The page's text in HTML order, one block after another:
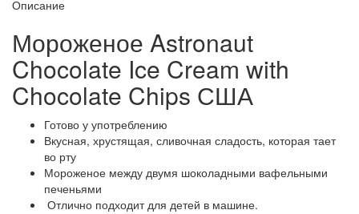
Описание
Мороженое Astronaut
Chocolate Ice Cream with
Chocolate Chips США
Готово у употреблению
Вкусная, хрустящая, сливочная сладость, которая тает
во рту
Мороженое между двумя шоколадными вафельными
печеньями
Отлично подходит для детей в машине.